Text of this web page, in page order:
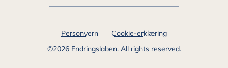
AdditionalPersonvern
Cookie-erklæring
©2026 Endringslaben. All rights reserved.